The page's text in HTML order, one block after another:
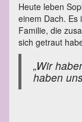
Heute leben
einem Dach. Es
Familie, die
sich getraut
„Wir
haben